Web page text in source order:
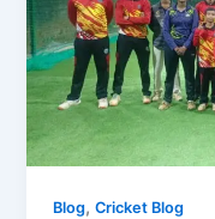
Blog,Cricket Blog